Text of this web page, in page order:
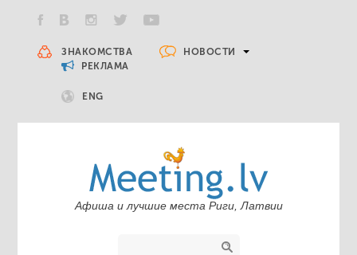
ЗНАКОМСТВА
НОВОСТИ
РЕКЛАМА
ENG
Афиша и лучшие места Риги, Латвии